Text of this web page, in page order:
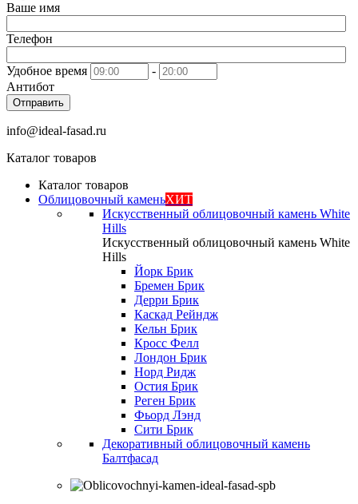
Ваше имя
Телефон
Удобное время
-
Антибот
Отправить
info@ideal-fasad.ru
Каталог товаров
Каталог товаров
Облицовочный каменьХИТ
Искусственный облицовочный камень White
Hills
Искусственный облицовочный камень White
Hills
Йорк Брик
Бремен Брик
Дерри Брик
Каскад Рейндж
Кельн Брик
Кросс Фелл
Лондон Брик
Норд Ридж
Остия Брик
Реген Брик
Фьорд Лэнд
Сити Брик
Декоративный облицовочный камень
Балтфасад